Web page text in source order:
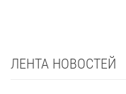
ЛЕНТА НОВОСТЕЙ